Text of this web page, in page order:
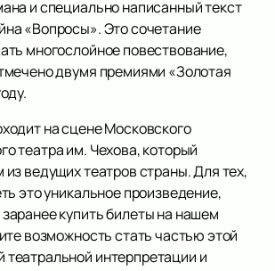
и специально написанный текст
«Вопросы». Это сочетание
многослойное повествование,
двумя премиями «Золотая
на сцене Московского
театра им. Чехова, который
ведущих театров страны. Для тех,
это уникальное произведение,
купить билеты на нашем
возможность стать частью этой
интерпретации и